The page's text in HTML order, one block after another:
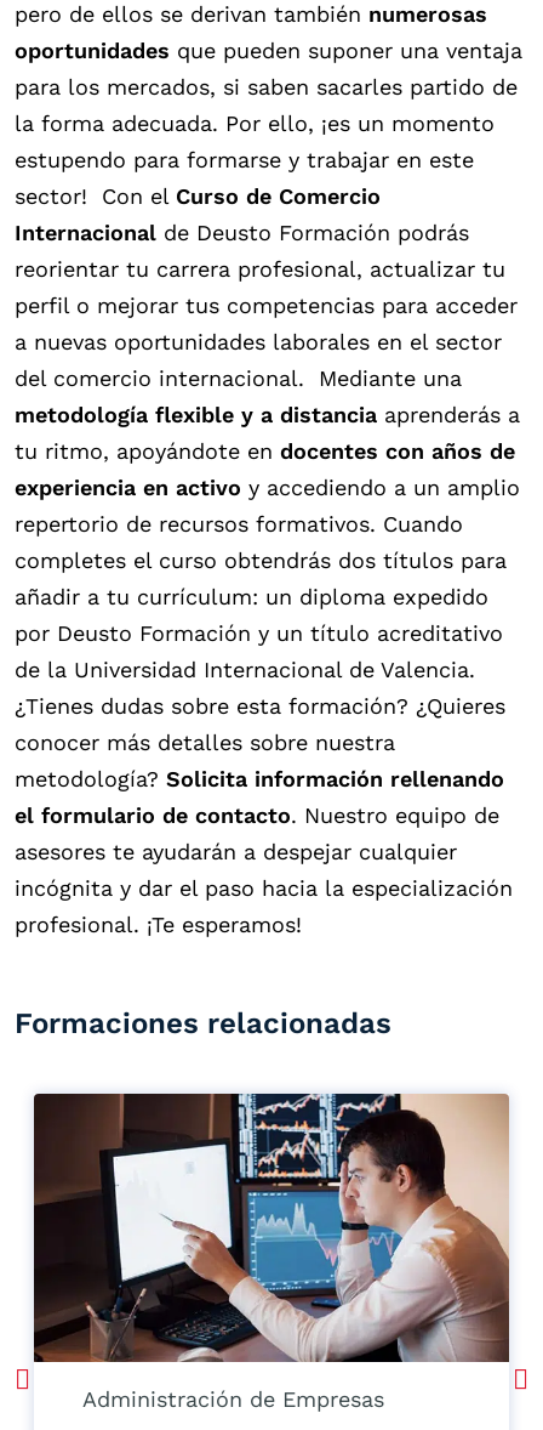
pero de ellos se derivan también numerosas
oportunidades que pueden suponer una ventaja
para los mercados, si saben sacarles partido de
la forma adecuada. Por ello, ¡es un momento
estupendo para formarse y trabajar en este
sector!
Con el Curso de Comercio
Internacional de Deusto Formación podrás
reorientar tu carrera profesional, actualizar tu
perfil o mejorar tus competencias para acceder
a nuevas oportunidades laborales en el sector
del comercio internacional.
Mediante una
metodología flexible y a distancia aprenderás a
tu ritmo, apoyándote en docentes con años de
experiencia en activo y accediendo a un amplio
repertorio de recursos formativos. Cuando
completes el curso obtendrás dos títulos para
añadir a tu currículum: un diploma expedido
por Deusto Formación y un título acreditativo
de la Universidad Internacional de Valencia.
¿Tienes dudas sobre esta formación? ¿Quieres
conocer más detalles sobre nuestra
metodología? Solicita información rellenando
el formulario de contacto. Nuestro equipo de
asesores te ayudarán a despejar cualquier
incógnita y dar el paso hacia la especialización
profesional. ¡Te esperamos!
Formaciones relacionadas
Administración de Empresas